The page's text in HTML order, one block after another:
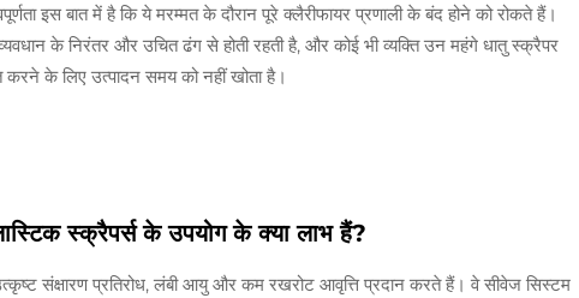
इस बात में है कि ये मरम्मत के दौरान पूरे क्लैरीफायर प्रणाली के बंद होने को रोकते हैं।
व्यवधान के निरंतर और उचित ढंग से होती रहती है, और कोई भी व्यक्ति उन महंगे धातु स्क्रैपर
के लिए उत्पादन समय को नहीं खोता है।
स्क्रैपर्स के उपयोग के क्या लाभ हैं?
संक्षारण प्रतिरोध, लंबी आयु और कम रखरोट आवृत्ति प्रदान करते हैं। वे सीवेज सिस्टम